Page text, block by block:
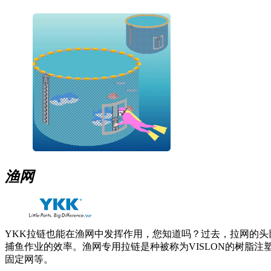
渔网
YKK拉链也能在渔网中发挥作用，您知道吗？过去，拉网的
捕鱼作业的效率。渔网专用拉链是种被称为VISLON的树脂
固定网等。